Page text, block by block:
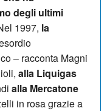
degli ultimi
1997, la
– racconta Magni
alla Liquigas
alla Mercatone
in rosa grazie a